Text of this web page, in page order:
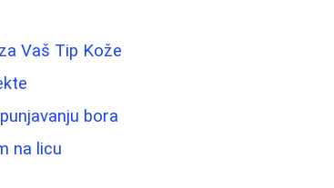
Vaš Tip Kože
bora
na licu